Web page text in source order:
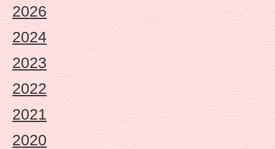
2026
2024
2023
2022
2021
2020